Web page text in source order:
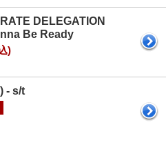
DELEGATION
Be Ready
)
- s/t